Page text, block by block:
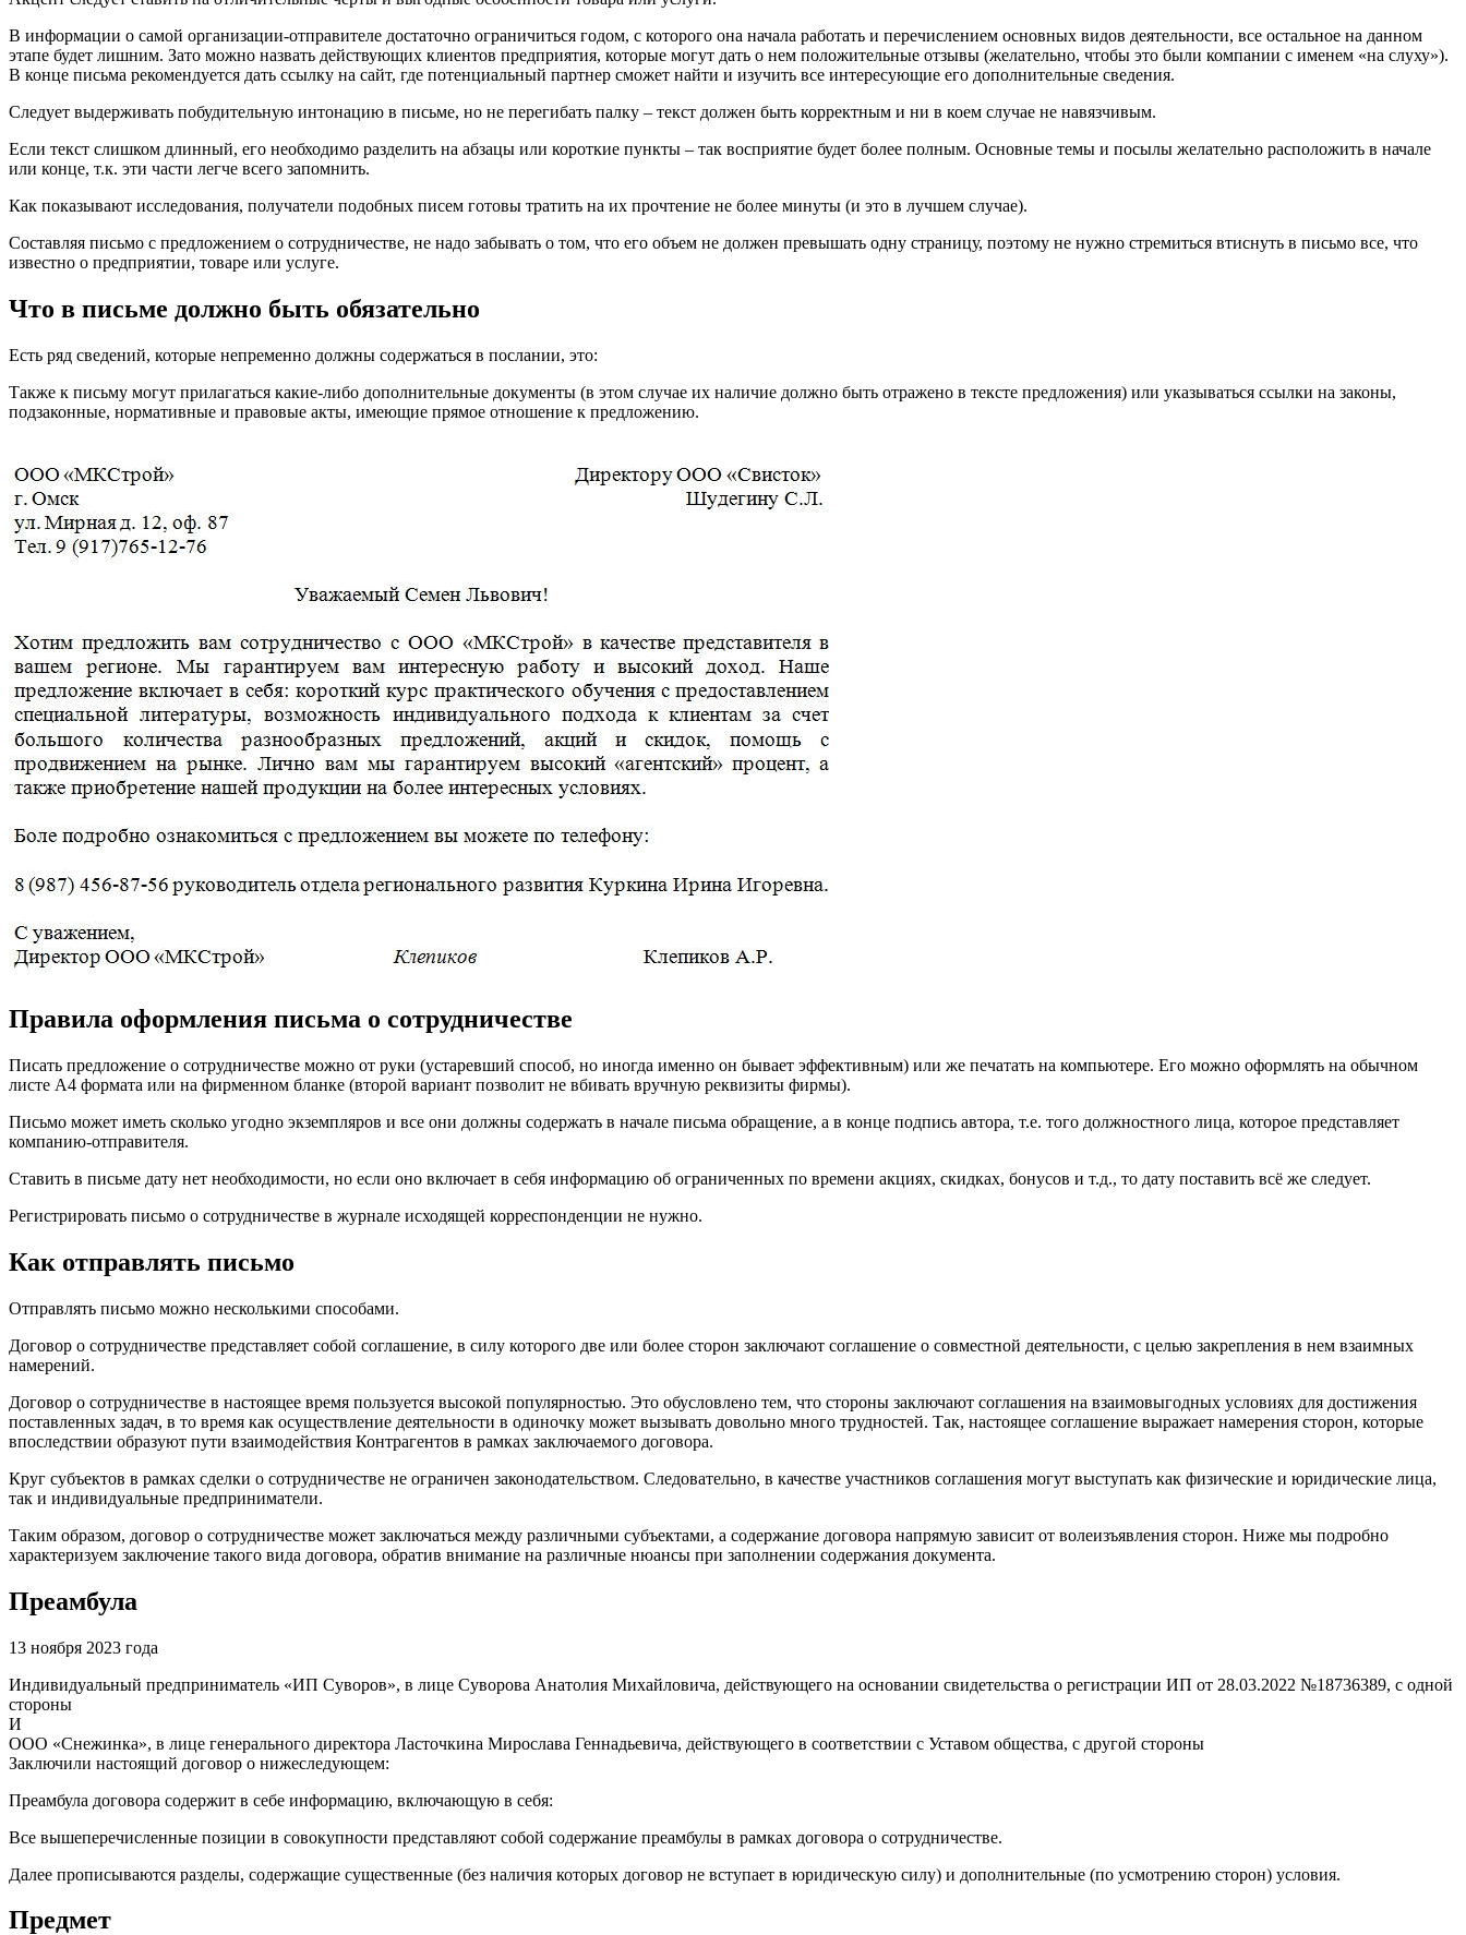
В информации о самой организации-отправителе достаточно ограничиться годом, с которого она начала работать и перечислением основных видов деятельности, все остальное на данном
этапе будет лишним. Зато можно назвать действующих клиентов предприятия, которые могут дать о нем положительные отзывы (желательно, чтобы это были компании с именем «на слуху»).
В конце письма рекомендуется дать ссылку на сайт, где потенциальный партнер сможет найти и изучить все интересующие его дополнительные сведения.
Следует выдерживать побудительную интонацию в письме, но не перегибать палку – текст должен быть корректным и ни в коем случае не навязчивым.
Если текст слишком длинный, его необходимо разделить на абзацы или короткие пункты – так восприятие будет более полным. Основные темы и посылы желательно расположить в начале
или конце, т.к. эти части легче всего запомнить.
Как показывают исследования, получатели подобных писем готовы тратить на их прочтение не более минуты (и это в лучшем случае).
Составляя письмо с предложением о сотрудничестве, не надо забывать о том, что его объем не должен превышать одну страницу, поэтому не нужно стремиться втиснуть в письмо все, что
известно о предприятии, товаре или услуге.
Что в письме должно быть обязательно
Есть ряд сведений, которые непременно должны содержаться в послании, это:
Также к письму могут прилагаться какие-либо дополнительные документы (в этом случае их наличие должно быть отражено в тексте предложения) или указываться ссылки на законы,
подзаконные, нормативные и правовые акты, имеющие прямое отношение к предложению.
Правила оформления письма о сотрудничестве
Писать предложение о сотрудничестве можно от руки (устаревший способ, но иногда именно он бывает эффективным) или же печатать на компьютере. Его можно оформлять на обычном
листе А4 формата или на фирменном бланке (второй вариант позволит не вбивать вручную реквизиты фирмы).
Письмо может иметь сколько угодно экземпляров и все они должны содержать в начале письма обращение, а в конце подпись автора, т.е. того должностного лица, которое представляет
компанию-отправителя.
Ставить в письме дату нет необходимости, но если оно включает в себя информацию об ограниченных по времени акциях, скидках, бонусов и т.д., то дату поставить всё же следует.
Регистрировать письмо о сотрудничестве в журнале исходящей корреспонденции не нужно.
Как отправлять письмо
Отправлять письмо можно несколькими способами.
Договор о сотрудничестве представляет собой соглашение, в силу которого две или более сторон заключают соглашение о совместной деятельности, с целью закрепления в нем взаимных
намерений.
Договор о сотрудничестве в настоящее время пользуется высокой популярностью. Это обусловлено тем, что стороны заключают соглашения на взаимовыгодных условиях для достижения
поставленных задач, в то время как осуществление деятельности в одиночку может вызывать довольно много трудностей. Так, настоящее соглашение выражает намерения сторон, которые
впоследствии образуют пути взаимодействия Контрагентов в рамках заключаемого договора.
Круг субъектов в рамках сделки о сотрудничестве не ограничен законодательством. Следовательно, в качестве участников соглашения могут выступать как физические и юридические лица,
так и индивидуальные предприниматели.
Таким образом, договор о сотрудничестве может заключаться между различными субъектами, а содержание договора напрямую зависит от волеизъявления сторон. Ниже мы подробно
характеризуем заключение такого вида договора, обратив внимание на различные нюансы при заполнении содержания документа.
Преамбула
13 ноября 2023 года
Индивидуальный предприниматель «ИП Суворов», в лице Суворова Анатолия Михайловича, действующего на основании свидетельства о регистрации ИП от 28.03.2022 №18736389, с одной
стороны
И
ООО «Снежинка», в лице генерального директора Ласточкина Мирослава Геннадьевича, действующего в соответствии с Уставом общества, с другой стороны
Заключили настоящий договор о нижеследующем:
Преамбула договора содержит в себе информацию, включающую в себя:
Все вышеперечисленные позиции в совокупности представляют собой содержание преамбулы в рамках договора о сотрудничестве.
Далее прописываются разделы, содержащие существенные (без наличия которых договор не вступает в юридическую силу) и дополнительные (по усмотрению сторон) условия.
Предмет